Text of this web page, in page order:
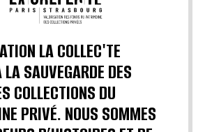
LA COLLEC'TE
LA SAUVEGARDE DES
COLLECTIONS DU
PRIVÉ. NOUS SOMMES